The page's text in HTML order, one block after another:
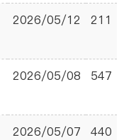
2026/05/12 211
2026/05/08 547
2026/05/07 440